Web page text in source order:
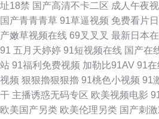
址18禁 国产高清不卡二区 成人午夜
国产青青青草 91草逼视频 免费看片
产嫩草视频在线 69叉叉叉 最新日本
91 五月天婷婷 91短视频在线 国产在
站 91福利免费视频 加勒比91AV 91
视频 狠狠擼狠狠擼 91桃色小视频 91
干 主播诱惑无码专区 欧美视频电影
欧美国产另类 欧美伦理另类 国产刺激